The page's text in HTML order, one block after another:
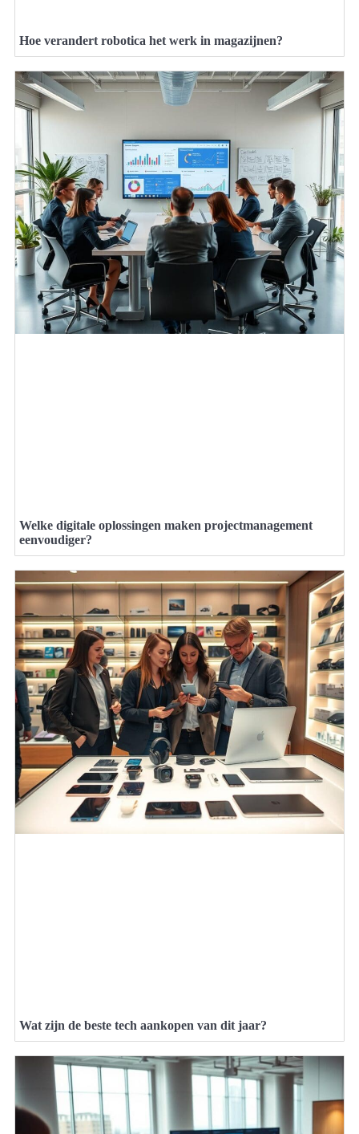
Hoe verandert robotica het werk in magazijnen?
Welke digitale oplossingen maken projectmanagement
eenvoudiger?
Wat zijn de beste tech aankopen van dit jaar?